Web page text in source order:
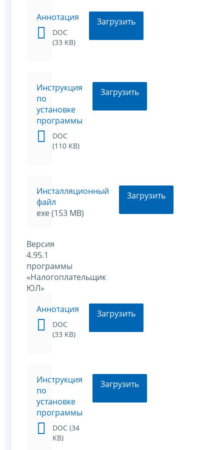
Аннотация
DOC
(33 KB)
Загрузить
Инструкция
по
установке
программы
DOC
(110 KB)
Загрузить
Инсталляционный
файл
exe (153 MB)
Загрузить
Версия
4.95.1
программы
«Налогоплательщик
ЮЛ»
Аннотация
DOC
(33 KB)
Загрузить
Инструкция
по
установке
программы
DOC (34
KB)
Загрузить